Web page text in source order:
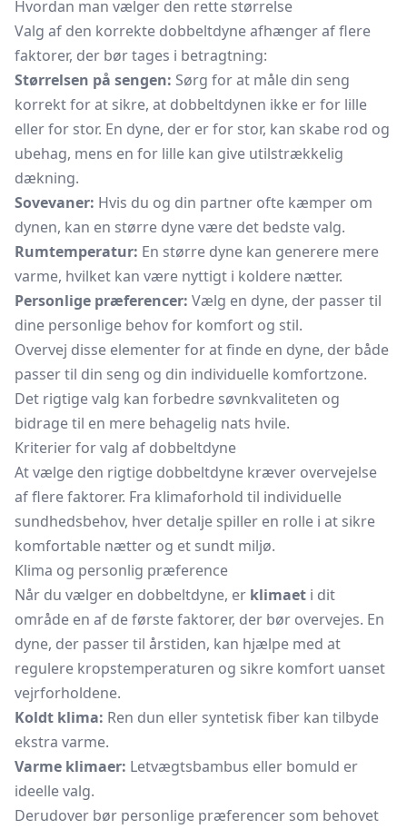
Hvordan man vælger den rette størrelse
Valg af den korrekte dobbeltdyne afhænger af flere
faktorer, der bør tages i betragtning:
Størrelsen på sengen: Sørg for at måle din seng
korrekt for at sikre, at dobbeltdynen ikke er for lille
eller for stor. En dyne, der er for stor, kan skabe rod og
ubehag, mens en for lille kan give utilstrækkelig
dækning.
Sovevaner: Hvis du og din partner ofte kæmper om
dynen, kan en større dyne være det bedste valg.
Rumtemperatur: En større dyne kan generere mere
varme, hvilket kan være nyttigt i koldere nætter.
Personlige præferencer: Vælg en dyne, der passer til
dine personlige behov for komfort og stil.
Overvej disse elementer for at finde en dyne, der både
passer til din seng og din individuelle komfortzone.
Det rigtige valg kan forbedre søvnkvaliteten og
bidrage til en mere behagelig nats hvile.
Kriterier for valg af dobbeltdyne
At vælge den rigtige dobbeltdyne kræver overvejelse
af flere faktorer. Fra klimaforhold til individuelle
sundhedsbehov, hver detalje spiller en rolle i at sikre
komfortable nætter og et sundt miljø.
Klima og personlig præference
Når du vælger en dobbeltdyne, er klimaet i dit
område en af de første faktorer, der bør overvejes. En
dyne, der passer til årstiden, kan hjælpe med at
regulere kropstemperaturen og sikre komfort uanset
vejrforholdene.
Koldt klima: Ren dun eller syntetisk fiber kan tilbyde
ekstra varme.
Varme klimaer: Letvægtsbambus eller bomuld er
ideelle valg.
Derudover bør personlige præferencer som behovet